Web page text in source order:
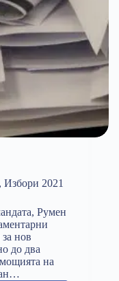
, Избори 2021
Румен
нoв
дo двa
нa